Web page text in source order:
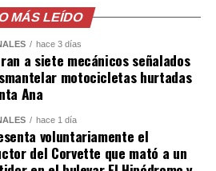
que Chávez viajó a México en
la entrega del salvoconducto
voluntad» de la presidenta
MÁS LEÍDO
hace 3 días
a siete mecánicos señalados
motocicletas hurtadas
Ana
hace 1 día
voluntariamente el
del Corvette que mató a un